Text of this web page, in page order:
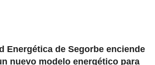
Energética de Segorbe enciende
nuevo modelo energético para